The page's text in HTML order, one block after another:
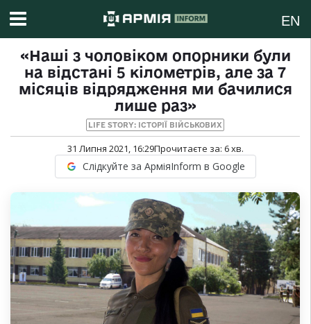
EN
«Наші з чоловіком опорники були
на відстані 5 кілометрів, але за 7
місяців відрядження ми бачилися
лише раз»
LIFE STORY: ІСТОРІЇ ВІЙСЬКОВИХ
31 Липня 2021, 16:29Прочитаєте за: 6хв.
Слідкуйте за АрміяInform в Google